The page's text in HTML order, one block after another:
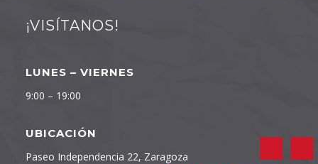
¡VISÍTANOS!
LUNES – VIERNES
9:00 – 19:00
UBICACIÓN
Paseo Independencia 22, Zaragoza